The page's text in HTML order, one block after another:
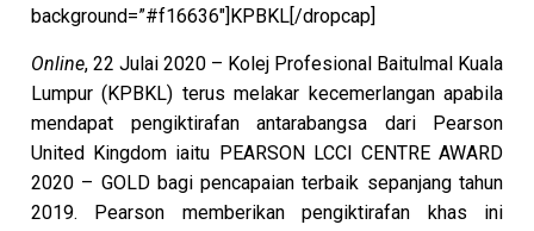
background=”#f16636″]KPBKL[/dropcap]
Online, 22 Julai 2020 – Kolej Profesional Baitulmal Kuala
Lumpur (KPBKL) terus melakar kecemerlangan apabila
mendapat pengiktirafan antarabangsa dari Pearson
United Kingdom iaitu PEARSON LCCI CENTRE AWARD
2020 – GOLD bagi pencapaian terbaik sepanjang tahun
2019. Pearson memberikan pengiktirafan khas ini